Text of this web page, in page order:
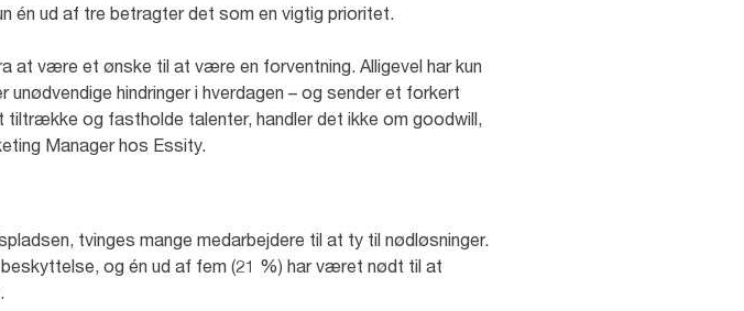
én ud af tre betragter det som en vigtig prioritet.
at være et ønske til at være en forventning. Alligevel har kun
hindringer i hverdagen – og sender et forkert
og fastholde talenter, handler det ikke om goodwill,
Manager hos Essity.
tvinges mange medarbejdere til at ty til nødløsninger.
og én ud af fem (21 %) har været nødt til at